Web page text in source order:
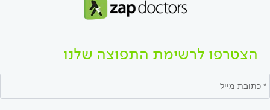
הצטרפו לרשימת התפוצה שלנו